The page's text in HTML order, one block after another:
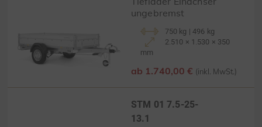
ungebremst
750 kg | 496 kg
2.510 × 1.530 × 350
mm
ab 1.740,00 € (inkl. MwSt.)
STM 01 7.5-25-
13.1